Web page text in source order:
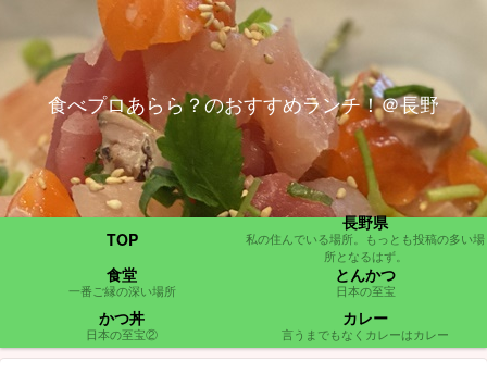
食べプロあらら？のおすすめランチ！＠長野
TOP
長野県
私の住んでいる場所。もっとも投稿の多い場
所となるはず。
食堂
一番ご縁の深い場所
とんかつ
日本の至宝
かつ丼
日本の至宝②
カレー
言うまでもなくカレーはカレー